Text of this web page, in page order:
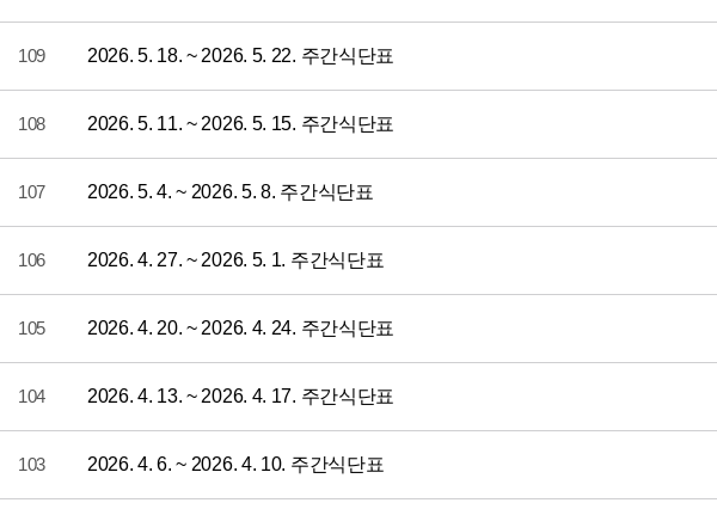
109 2026. 5. 18. ~ 2026. 5. 22. 주간식단표
108 2026. 5. 11. ~ 2026. 5. 15. 주간식단표
107 2026. 5. 4. ~ 2026. 5. 8. 주간식단표
106 2026. 4. 27. ~ 2026. 5. 1. 주간식단표
105 2026. 4. 20. ~ 2026. 4. 24. 주간식단표
104 2026. 4. 13. ~ 2026. 4. 17. 주간식단표
103 2026. 4. 6. ~ 2026. 4. 10. 주간식단표